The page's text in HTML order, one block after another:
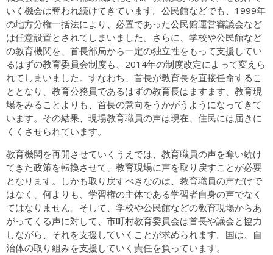
いく機会は奪われ続けてきています。公民館などでも、1999年
の地方分権一括法により、必置であった公民館運営審議会など
は任意設置とされてしまいました。さらに、学校や公民館など
の教育機関を、首長部局から一定の独立性をもって支援してい
るはずの教育委員会制度も、2014年の制度改定によって変えら
れてしまいました。すなわち、首長が教育長を直接任命するこ
ととなり、教育公務員であるはずの教育長はますます、教育現
場をみることよりも、首長の意向をうかがうようになってきて
います。その結果、現場教育職員の声は現在、住民には届きに
くくさせられています。
教育機関を再開させていくうえでは、教育職員の声を奪い続け
てきた政策を転換させて、教育現場に声を取り戻すことが必要
となります。しかも取り戻すべきなのは、教育職員の声だけで
はなく、何よりも、学習権の主体である学習者自身の声でなく
てはなりません。そして、学校や公民館などの教育現場からあ
がってくる声に対して、市町村教育委員会は首長や議会と協力
しながら、それを支援していくことが求められます。国は、自
治体の取り組みを支援していく責任を負っています。